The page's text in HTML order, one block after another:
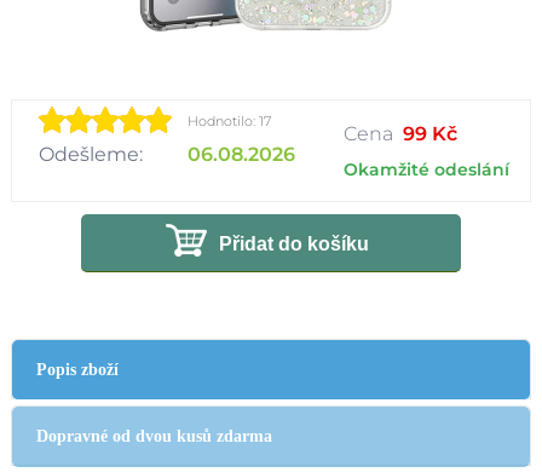
Hodnotilo: 17
Odešleme: 06.08.2026
Cena 99 Kč
Okamžité odeslání
Přidat do košíku
Popis zboží
Dopravné od dvou kusů zdarma